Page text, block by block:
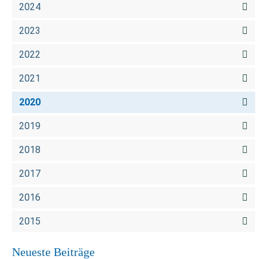
2024
2023
2022
2021
2020
2019
2018
2017
2016
2015
Neueste Beiträge